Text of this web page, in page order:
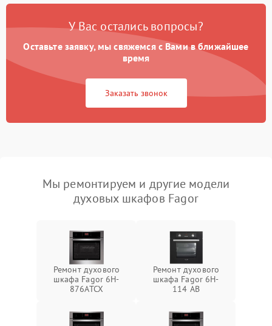
У Вас остались вопросы?
Оставьте заявку, мы свяжемся с Вами в ближайшее
время
Заказать звонок
Мы ремонтируем и другие модели
духовых шкафов Fagor
Ремонт духового
шкафа Fagor 6H-
876ATCX
Ремонт духового
шкафа Fagor 6H-
114 AB